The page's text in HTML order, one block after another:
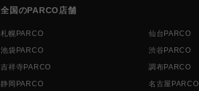
全国のPARCO店舗
札幌PARCO 仙台PARCO
池袋PARCO
渋谷PARCO
吉祥寺PARCO
調布PARCO
静岡PARCO
名古屋PARCO